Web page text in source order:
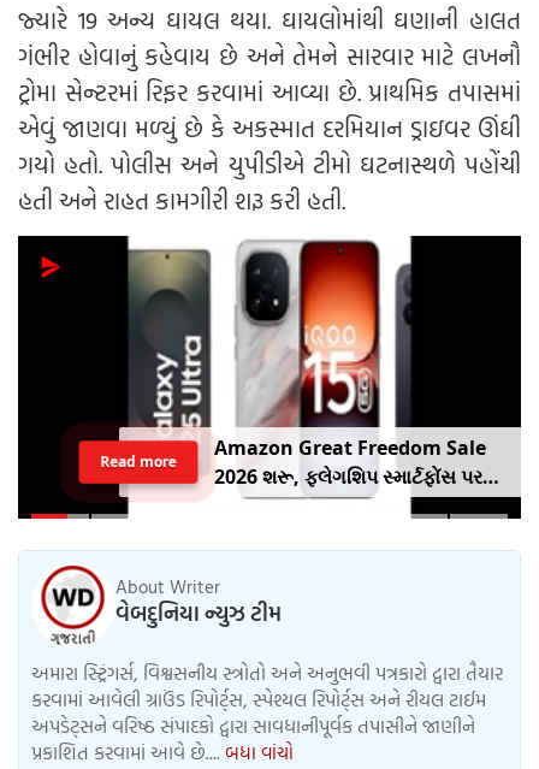
જ્યારે 19 અન્ય ઘાયલ થયા. ઘાયલોમાંથી ઘણાની હાલત
ગંભીર હોવાનું કહેવાય છે અને તેમને સારવાર માટે લખનૌ
ટ્રોમા સેન્ટરમાં રિફર કરવામાં આવ્યા છે. પ્રાથમિક તપાસમાં
એવું જાણવા મળ્યું છે કે અકસ્માત દરમિયાન ડ્રાઇવર ઊંઘી
ગયો હતો. પોલીસ અને યુપીડીએ ટીમો ઘટનાસ્થળે પહોંચી
હતી અને રાહત કામગીરી શરૂ કરી હતી.
Amazon Great Freedom Sale
2026 શરૂ, ફ્લેગશિપ સ્માર્ટફોંસ પર
બંપર ડિસ્કાઉંટ, ચેક કરો ઓફર
Read more
About Writer
વેબદુનિયા ન્યુઝ ટીમ
અમારા સ્ટ્રિંગર્સ, વિશ્વસનીય સ્ત્રોતો અને અનુભવી પત્રકારો દ્વારા તૈયાર
કરવામાં આવેલી ગ્રાઉંડ રિપોર્ટ્સ, સ્પેશ્યલ રિપોર્ટ્સ અને રીયલ ટાઈમ
અપડેટ્સને વરિષ્ઠ સંપાદકો દ્વારા સાવધાનીપૂર્વક તપાસીને જાણીને
પ્રકાશિત કરવામાં આવે છે.... બધા વાંચો